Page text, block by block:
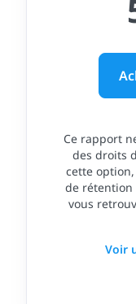
Ce rapport
des droits
cette option,
de rétention
vous
Voir